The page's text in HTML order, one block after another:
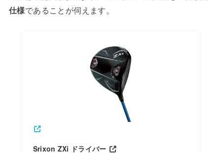
仕様であることが伺えます。
Srixon ZXi ドライバー